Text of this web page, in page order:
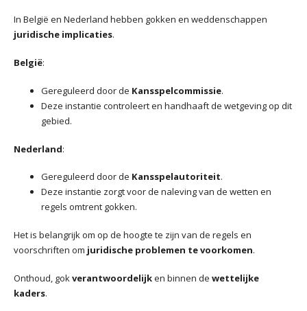
In België en Nederland hebben gokken en weddenschappen
juridische implicaties.
België:
Gereguleerd door de Kansspelcommissie.
Deze instantie controleert en handhaaft de wetgeving op dit
gebied.
Nederland:
Gereguleerd door de Kansspelautoriteit.
Deze instantie zorgt voor de naleving van de wetten en
regels omtrent gokken.
Het is belangrijk om op de hoogte te zijn van de regels en
voorschriften om juridische problemen te voorkomen.
Onthoud, gokverantwoordelijken binnen de wettelijke
kaders.